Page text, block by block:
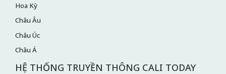
Hoa Kỳ
Châu Âu
Châu Úc
Châu Á
HỆ THỐNG TRUYỀN THÔNG CALI TODAY